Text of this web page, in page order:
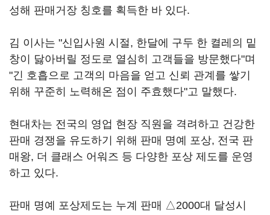
성해 판매거장 칭호를 획득한 바 있다.
김 이사는 "신입사원 시절, 한달에 구두 한 켤레의 밑
창이 닳아버릴 정도로 열심히 고객들을 방문했다"며
"긴 호흡으로 고객의 마음을 얻고 신뢰 관계를 쌓기
위해 꾸준히 노력해온 점이 주효했다"고 말했다.
현대차는 전국의 영업 현장 직원을 격려하고 건강한
판매 경쟁을 유도하기 위해 판매 명예 포상, 전국 판
매왕, 더 클래스 어워즈 등 다양한 포상 제도를 운영
하고 있다.
판매 명예 포상제도는 누계 판매 △2000대 달성시